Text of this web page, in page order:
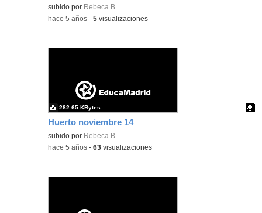
Contenido educativo.
subido por Rebeca B.
-hace 5 años -5 visualizaciones
Huerto noviembre 14
Contenido educativo.
subido por Rebeca B.
282.65 KBytes
-hace 5 años -63 visualizaciones